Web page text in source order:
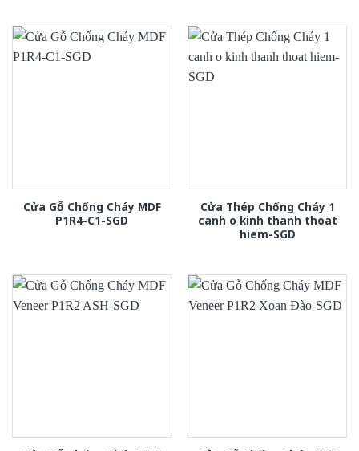
Cửa Gỗ Chống Cháy MDF
P1R4-C1-SGD
Cửa Thép Chống Cháy 1
canh o kinh thanh thoat
hiem-SGD